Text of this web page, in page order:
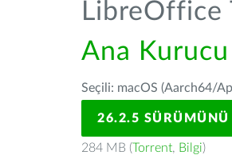
LibreOffice
Ana Kurucu
Seçili: macOS (Aarch64/
26.2.5 SÜRÜMÜNÜ
284 MB (Torrent, Bilgi)